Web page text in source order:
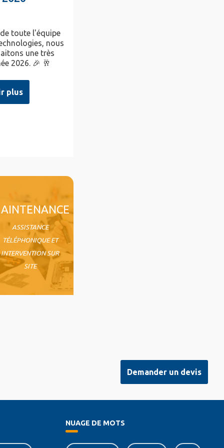
toute l'équipe
nous
une très
2026. 🎉 🥂
plus
ASSISTANCE
TÉLÉPHONIQUE ET
INTERVENTION SUR
SITE
Demander un devis
NUAGE DE MOTS